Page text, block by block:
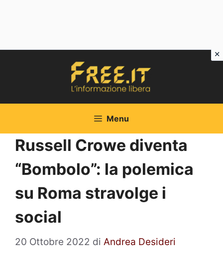
Menu
Russell Crowe diventa
“Bombolo”: la polemica
su Roma stravolge i
social
20 Ottobre 2022 di Andrea Desideri